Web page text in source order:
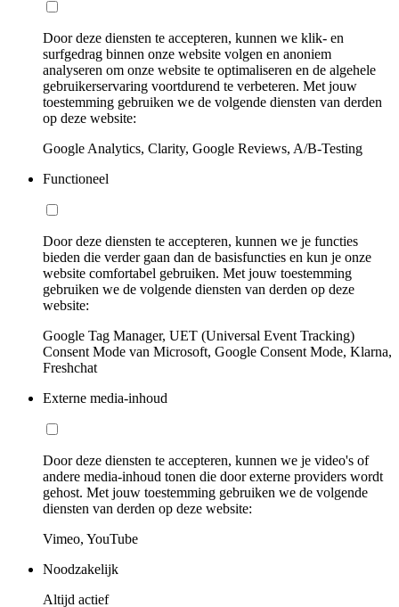
Door deze diensten te accepteren, kunnen we klik- en
surfgedrag binnen onze website volgen en anoniem
analyseren om onze website te optimaliseren en de algehele
gebruikerservaring voortdurend te verbeteren. Met jouw
toestemming gebruiken we de volgende diensten van derden
op deze website:
Google Analytics, Clarity, Google Reviews, A/B-Testing
Functioneel
Door deze diensten te accepteren, kunnen we je functies
bieden die verder gaan dan de basisfuncties en kun je onze
website comfortabel gebruiken. Met jouw toestemming
gebruiken we de volgende diensten van derden op deze
website:
Google Tag Manager, UET (Universal Event Tracking)
Consent Mode van Microsoft, Google Consent Mode, Klarna,
Freshchat
Externe media-inhoud
Door deze diensten te accepteren, kunnen we je video's of
andere media-inhoud tonen die door externe providers wordt
gehost. Met jouw toestemming gebruiken we de volgende
diensten van derden op deze website:
Vimeo, YouTube
Noodzakelijk
Altijd actief